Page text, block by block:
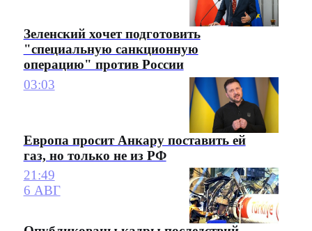
Зеленский хочет подготовить
"специальную санкционную
операцию" против России
03:03
Европа просит Анкару поставить ей
газ, но только не из РФ
21:49
6 АВГ